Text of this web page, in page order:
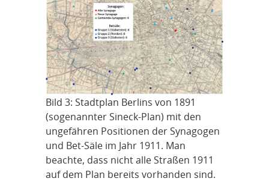
Bild 3: Stadtplan Berlins von 1891
(sogenannter Sineck-Plan) mit den
ungefähren Positionen der Synagogen
und Bet-Säle im Jahr 1911. Man
beachte, dass nicht alle Straßen 1911
auf dem Plan bereits vorhanden sind.